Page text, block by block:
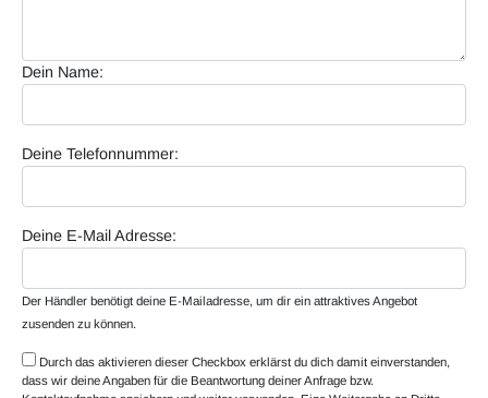
Dein Name:
Deine Telefonnummer:
Deine E-Mail Adresse:
Der Händler benötigt deine E-Mailadresse, um dir ein attraktives Angebot
zusenden zu können.
Durch das aktivieren dieser Checkbox erklärst du dich damit einverstanden,
dass wir deine Angaben für die Beantwortung deiner Anfrage bzw.